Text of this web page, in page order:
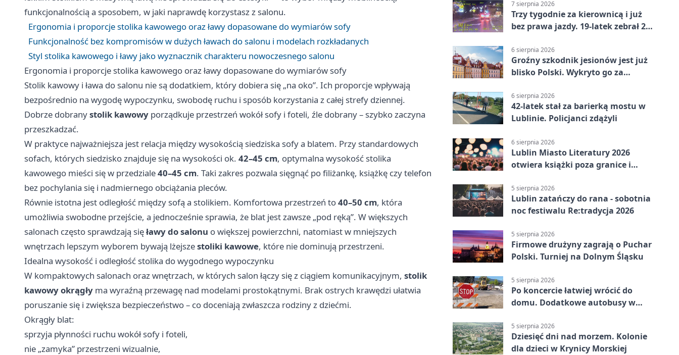
funkcjonalnością a sposobem, w jaki naprawdę korzystasz z salonu.
Ergonomia i proporcje stolika kawowego oraz ławy dopasowane do wymiarów sofy
Funkcjonalność bez kompromisów w dużych ławach do salonu i modelach rozkładanych
Styl stolika kawowego i ławy jako wyznacznik charakteru nowoczesnego salonu
Ergonomia i proporcje stolika kawowego oraz ławy dopasowane do wymiarów sofy
Stolik kawowy i ława do salonu nie są dodatkiem, który dobiera się „na oko”. Ich proporcje wpływają
bezpośrednio na wygodę wypoczynku, swobodę ruchu i sposób korzystania z całej strefy dziennej.
Dobrze dobranystolik kawowy porządkuje przestrzeń wokół sofy i foteli, źle dobrany – szybko zaczyna
przeszkadzać.
W praktyce najważniejsza jest relacja między wysokością siedziska sofy a blatem. Przy standardowych
sofach, których siedzisko znajduje się na wysokości ok. 42–45 cm, optymalna wysokość stolika
kawowego mieści się w przedziale40–45 cm. Taki zakres pozwala sięgnąć po filiżankę, książkę czy telefon
bez pochylania się i nadmiernego obciążania pleców.
Równie istotna jest odległość między sofą a stolikiem. Komfortowa przestrzeń to40–50 cm, która
umożliwia swobodne przejście, a jednocześnie sprawia, że blat jest zawsze „pod ręką”. W większych
salonach często sprawdzają sięławy do salonu o większej powierzchni, natomiast w mniejszych
wnętrzach lepszym wyborem bywają lżejszestoliki kawowe, które nie dominują przestrzeni.
Idealna wysokość i odległość stolika do wygodnego wypoczynku
W kompaktowych salonach oraz wnętrzach, w których salon łączy się z ciągiem komunikacyjnym, stolik
kawowy okrągły ma wyraźną przewagę nad modelami prostokątnymi. Brak ostrych krawędzi ułatwia
poruszanie się i zwiększa bezpieczeństwo – co doceniają zwłaszcza rodziny z dziećmi.
Okrągły blat:
sprzyja płynności ruchu wokół sofy i foteli,
nie „zamyka” przestrzeni wizualnie,
7 sierpnia 2026
Trzy tygodnie za kierownicą i już
bez prawa jazdy. 19-latek zebrał 23
6 sierpnia 2026
Groźny szkodnik jesionów jest już
blisko Polski. Wykryto go za
6 sierpnia 2026
42-latek stał za barierką mostu w
Lublinie. Policjanci zdążyli
6 sierpnia 2026
Lublin Miasto Literatury 2026
otwiera książki poza granice i
5 sierpnia 2026
Lublin zatańczy do rana - sobotnia
noc festiwalu Re:tradycja 2026
5 sierpnia 2026
Firmowe drużyny zagrają o Puchar
Polski. Turniej na Dolnym Śląsku
5 sierpnia 2026
Po koncercie łatwiej wrócić do
domu. Dodatkowe autobusy w
5 sierpnia 2026
Dziesięć dni nad morzem. Kolonie
dla dzieci w Krynicy Morskiej